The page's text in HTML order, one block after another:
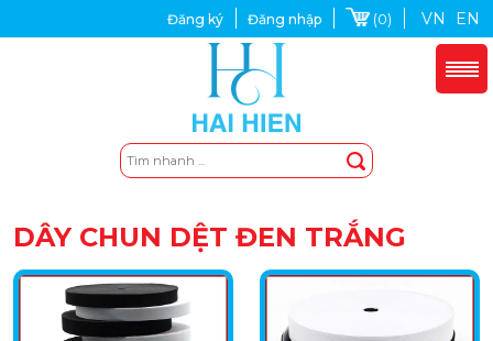
Đăng ký Đăng nhập (0) VN EN
DÂY CHUN DỆT ĐEN TRẮNG